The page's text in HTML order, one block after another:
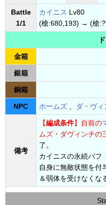
Battle
1/1
カイニス Lv80
(槍:680,193) → (槍
金箱
銀箱
銅箱
NPC ホームズ ダ・ヴィ
備考
【編成条件】自前の
ムズ・ダヴィンチの
了。
カイニスの永続バフ
自身に無敵状態を付
＆弱体を受けなくな